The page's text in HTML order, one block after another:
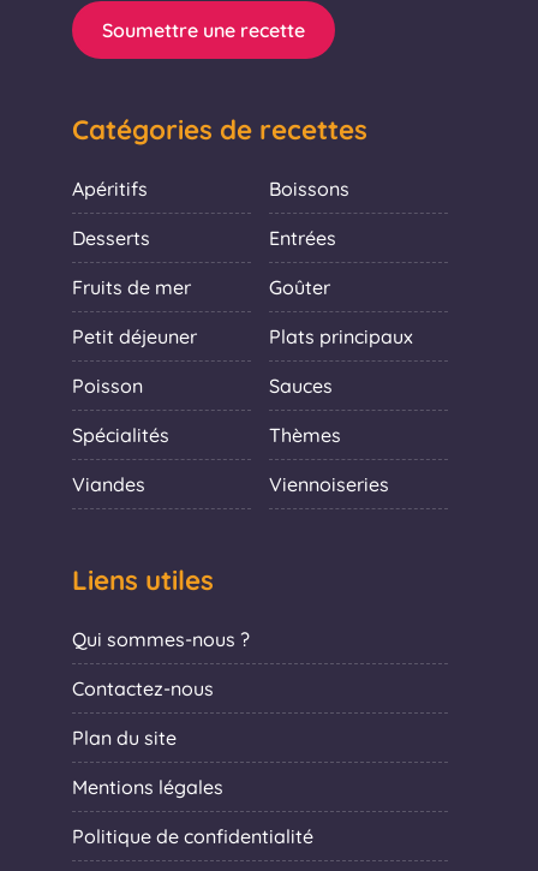
Soumettre une recette
Catégories de recettes
Apéritifs Boissons
Desserts Entrées
Fruits de mer Goûter
Petit déjeuner Plats principaux
Poisson Sauces
Spécialités Thèmes
Viandes Viennoiseries
Liens utiles
Qui sommes-nous ?
Contactez-nous
Plan du site
Mentions légales
Politique de confidentialité